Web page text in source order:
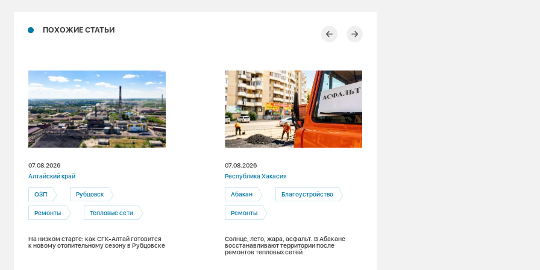
ПОХОЖИЕ СТАТЬИ
07.08.2026
Алтайский край
ОЗП Рубцовск
Ремонты Тепловые сети
На низком старте: как СГК-Алтай готовится
к новому отопительному сезону в Рубцовске
07.08.2026
Республика Хакасия
Абакан Благоустройство
Ремонты
Солнце, лето, жара, асфальт. В Абакане
восстанавливают территории после
ремонтов тепловых сетей